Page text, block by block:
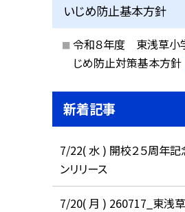
いじめ防止基本方針
令和８年度 東浅草
じめ防止対策基本方針
新着記事
7/22( 水 ) 開校２５周年記
ンリリース
7/20( 月 ) 260717_東浅